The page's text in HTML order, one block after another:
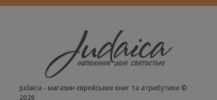
Judaica - магазин єврейських книг та атрибутики ©
2026